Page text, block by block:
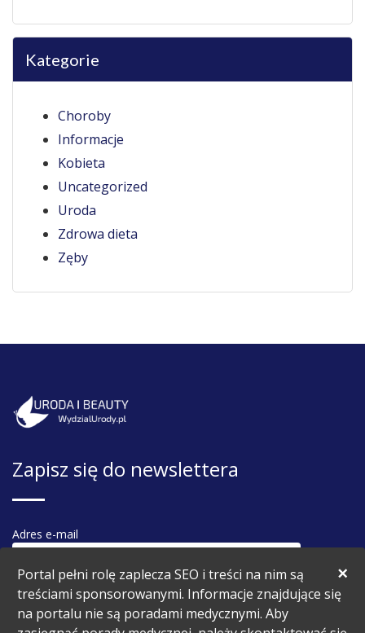
×
Portal pełni rolę zaplecza SEO i treści na nim są
treściami sponsorowanymi. Informacje znajdujące się
na portalu nie są poradami medycznymi. Aby
Kategorie
Choroby
Informacje
Kobieta
Uncategorized
Uroda
Zdrowa dieta
Zęby
Zapisz się do newslettera
Adres e-mail